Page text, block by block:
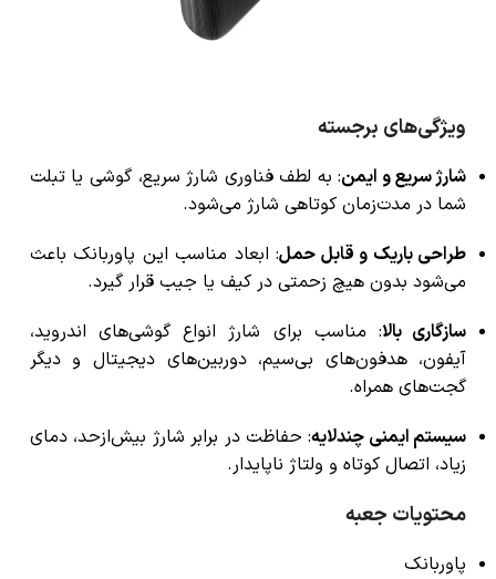
ویژگی‌های برجسته
شارژ سریع و ایمن: به لطف فناوری شارژ سریع، گوشی یا تبلت
شما در مدت‌زمان کوتاهی شارژ می‌شود.
طراحی باریک و قابل حمل: ابعاد مناسب این پاوربانک باعث
می‌شود بدون هیچ زحمتی در کیف یا جیب قرار گیرد.
سازگاری بالا: مناسب برای شارژ انواع گوشی‌های اندروید،
آیفون، هدفون‌های بی‌سیم، دوربین‌های دیجیتال و دیگر
گجت‌های همراه.
سیستم ایمنی چندلایه: حفاظت در برابر شارژ بیش‌ازحد، دمای
زیاد، اتصال کوتاه و ولتاژ ناپایدار.
محتویات جعبه
پاوربانک